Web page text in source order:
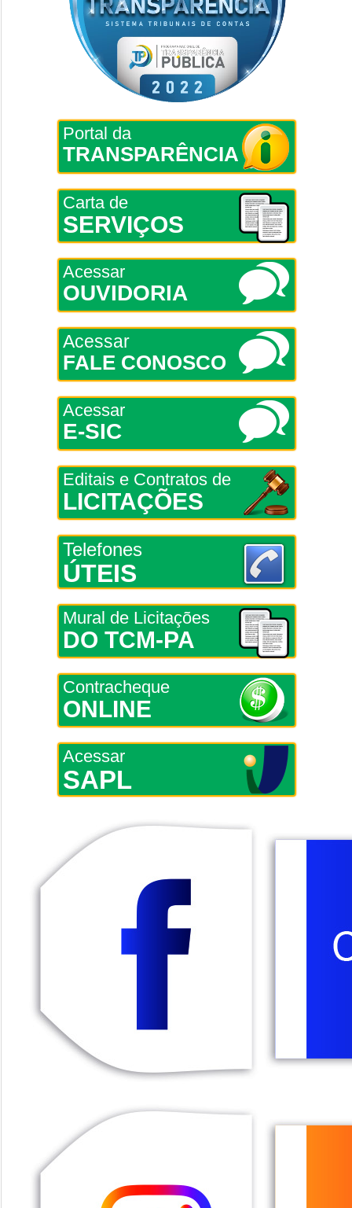
Portal da
TRANSPARÊNCIA
Carta de
SERVIÇOS
Acessar
OUVIDORIA
Acessar
FALE CONOSCO
Acessar
E-SIC
Editais e Contratos de
LICITAÇÕES
Telefones
ÚTEIS
Mural de Licitações
DO TCM-PA
Contracheque
ONLINE
Acessar
SAPL